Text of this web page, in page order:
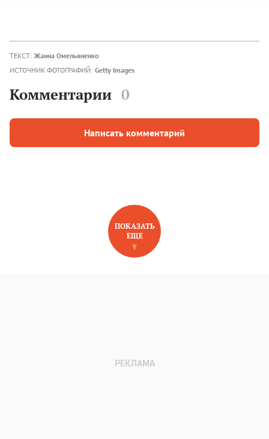
ТЕКСТ: Жанна Омельяненко
ИСТОЧНИК ФОТОГРАФИЙ: Getty Images
Комментарии 0
Написать комментарий
НОВОЕ НА САЙТЕ
ПОКАЗАТЬ
ЕЩЕ